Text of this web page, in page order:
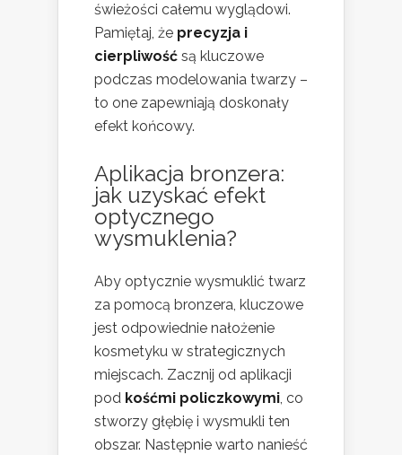
świeżości całemu wyglądowi.
Pamiętaj, że precyzja i
cierpliwość są kluczowe
podczas modelowania twarzy –
to one zapewniają doskonały
efekt końcowy.
Aplikacja bronzera:
jak uzyskać efekt
optycznego
wysmuklenia?
Aby optycznie wysmuklić twarz
za pomocą bronzera, kluczowe
jest odpowiednie nałożenie
kosmetyku w strategicznych
miejscach. Zacznij od aplikacji
pod kośćmi policzkowymi, co
stworzy głębię i wysmukli ten
obszar. Następnie warto nanieść